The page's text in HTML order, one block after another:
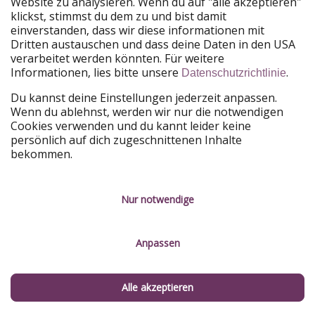
Elafonissi:Ein rosa Sand und kristallklares, flaches
Wasser, der ideal für Familien und
außergewöhnliche Fotomotive ist.
Balos:Eine Lagune mit türkisblauem Wasser und
beeindruckender Bergkulisse.
Vai:Dieser Strand ist berühmt für seinen
Palmenhain. Er kombiniert Naturstrand mit
Ein breiter Sandstrand mit sanften
Wellen, der perfekt ist für Sonnenanbeter und
Gelegen an einer Flussmündung ist der
Palmenstrand inmitten einer beeindruckenden
Schlucht. Er ist ideal für Abenteurer, die keine Mühe
scheuen.
klickst, stimmst du dem zu und bist damit
einverstanden, dass wir diese informationen mit
Dritten austauschen und dass deine Daten in den USA
verarbeitet werden könnten. Für weitere
Informationen, lies bitte unsere Datenschutzrichtlinie.
Du kannst deine Einstellungen jederzeit anpassen.
Wenn du ablehnst, werden wir nur die notwendigen
Cookies verwenden und du kannt leider keine
persönlich auf dich zugeschnittenen Inhalte
bekommen.
Nur notwendige
Anpassen
Alle akzeptieren